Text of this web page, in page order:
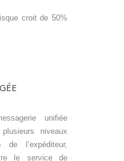
croit de 50%
unifiée
niveaux
de l’expéditeur,
le service de